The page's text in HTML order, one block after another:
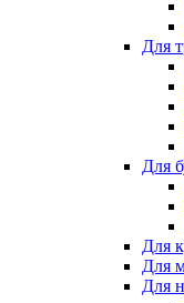
Для
Для
Для
Для
Для